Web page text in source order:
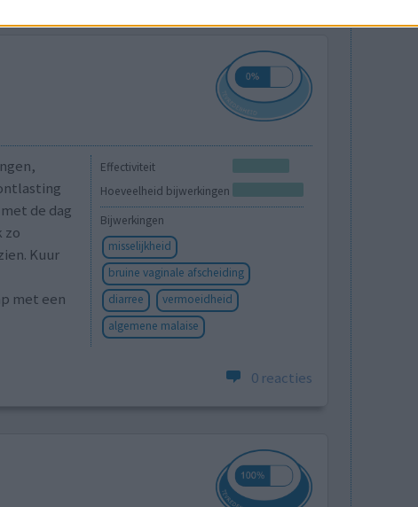
Effectiviteit
Hoeveelheid bijwerkingen
Bijwerkingen
misselijkheid
bruine vaginale afscheiding
diarree
vermoeidheid
algemene malaise
de dag
zo
Kuur
met een
0 reacties